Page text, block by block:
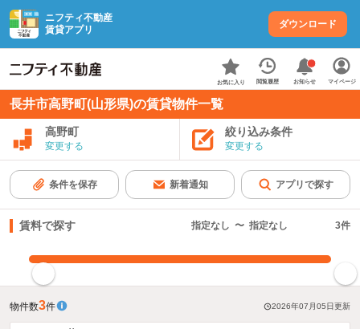
ニフティ不動産
賃貸アプリ
ダウンロード
お気に入り 閲覧履歴 お知らせ マイページ
長井市高野町(山形県)の賃貸物件一覧
高野町
変更する
絞り込み条件
変更する
条件を保存 新着通知 アプリで探す
賃料で探す 指定なし 〜 指定なし 3件
物件数3件 2026年07月05日更新